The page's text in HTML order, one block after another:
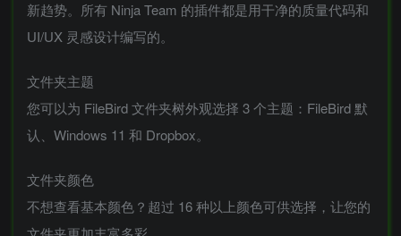
新趋势。所有 Ninja Team 的插件都是用干净的质量代码和
UI/UX 灵感设计编写的。
文件夹主题
您可以为 FileBird 文件夹树外观选择 3 个主题：FileBird 默
认、Windows 11 和 Dropbox。
文件夹颜色
不想查看基本颜色？超过 16 种以上颜色可供选择，让您的